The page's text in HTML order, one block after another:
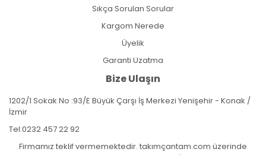
Sıkça Sorulan Sorular
Kargom Nerede
Üyelik
Garanti Uzatma
Bize Ulaşın
1202/1 Sokak No :93/E Büyük Çarşı İş Merkezi Yenişehir - Konak /
İzmir
Tel:0232 457 22 92
Firmamız teklif vermemektedir. takımçantam.com üzerinde